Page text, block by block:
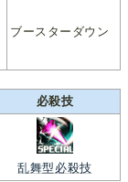
ブースターダウン
必殺技
乱舞型必殺技